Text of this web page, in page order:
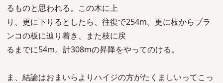
るものと思われる。この木に上
り、更に下りるとしたら、往復で254m。更に枝からブラ
ンコの板に辿り着き、また枝に戻
るまでに54m。計308mの昇降をやってのける。
ま、結論はおまいらよりハイジの方がたくましいってこっ